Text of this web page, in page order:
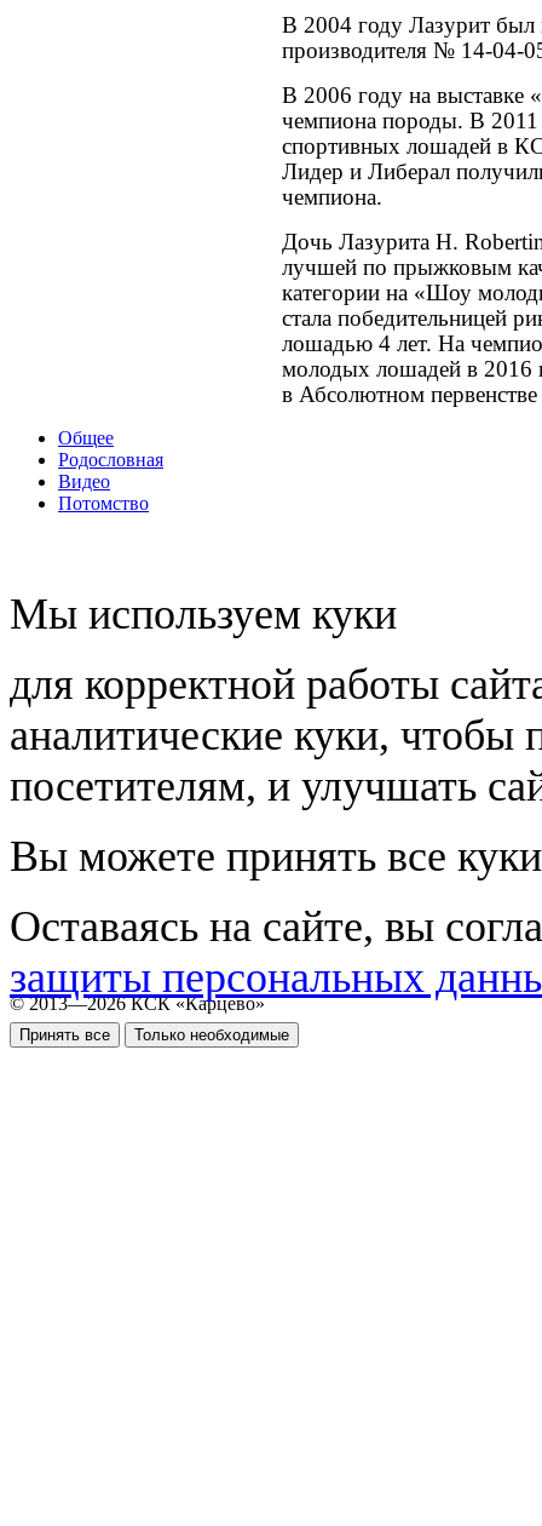
В 2004 году Лазурит был
производителя № 14-04-
В 2006 году на выставке
чемпиона породы. В 2011
спортивных лошадей в
Лидер и Либерал
чемпиона.
Дочь Лазурита H.
лучшей по прыжковым
категории на «Шоу
стала победительницей
лошадью 4 лет. На
молодых лошадей в 2016
в Абсолютном
Общее
Родословная
Видео
Потомство
Мы используем куки
для корректной работы
аналитические куки, чтобы
посетителям, и улучшать
Вы можете принять все
Оставаясь на сайте, вы
защиты персональных
Принять все Только необходимые
© 2013—2026 КСК «Карцево»